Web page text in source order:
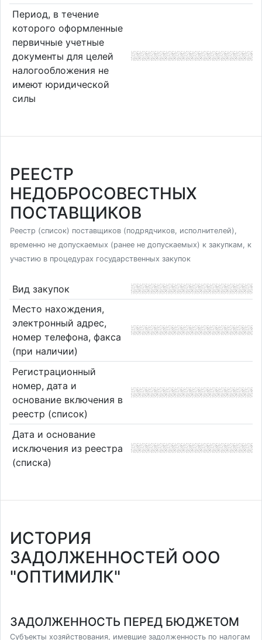
Период, в течение
которого оформленные
первичные учетные
документы для целей
налогообложения не
имеют юридической
силы
РЕЕСТР
НЕДОБРОСОВЕСТНЫХ
ПОСТАВЩИКОВ
Реестр (список) поставщиков (подрядчиков, исполнителей),
временно не допускаемых (ранее не допускаемых) к закупкам, к
участию в процедурах государственных закупок
Вид закупок
Место нахождения,
электронный адрес,
номер телефона, факса
(при наличии)
Регистрационный
номер, дата и
основание включения в
реестр (список)
Дата и основание
исключения из реестра
(списка)
ИСТОРИЯ
ЗАДОЛЖЕННОСТЕЙ ООО
"ОПТИМИЛК"
ЗАДОЛЖЕННОСТЬ ПЕРЕД БЮДЖЕТОМ
Субъекты хозяйствования, имевшие задолженность по налогам